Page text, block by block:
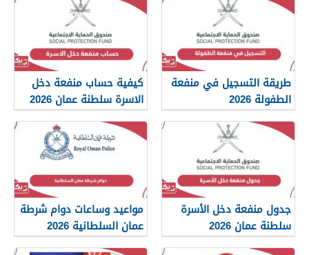
طريقة التسجيل في منفعة
الطفولة 2026
كيفية حساب منفعة دخل
الاسرة سلطنة عمان 2026
جدول منفعة دخل الأسرة
سلطنة عمان 2026
مواعيد وساعات دوام شرطة
عمان السلطانية 2026